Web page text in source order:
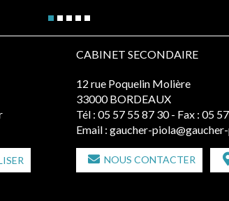
CABINET SECONDAIRE
12 rue Poquelin Molière
33000 BORDEAUX
Tél : 05 57 55 87 30 - Fax : 05
Email : gaucher-
NOUS CONTACTER